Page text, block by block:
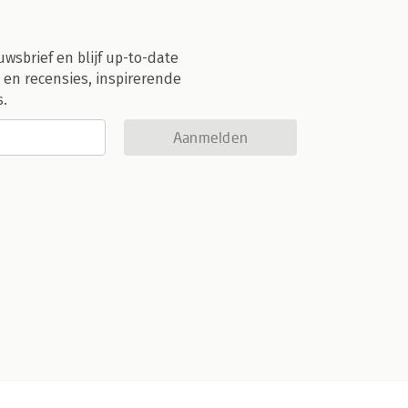
en blijf up-to-date
recensies, inspirerende
Aanmelden